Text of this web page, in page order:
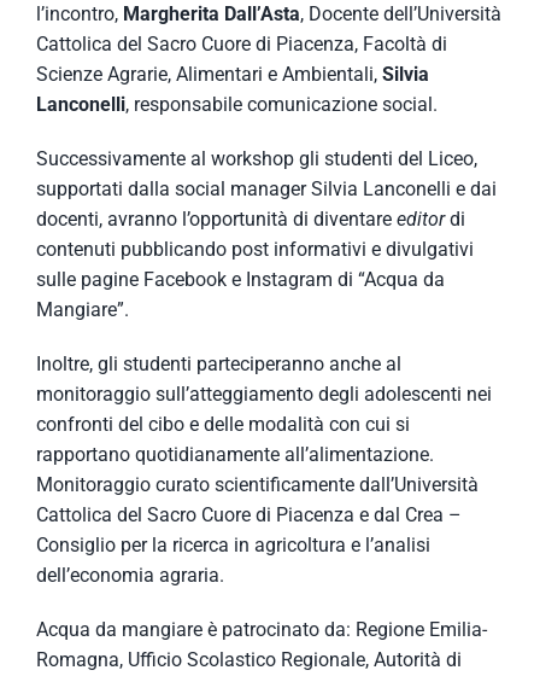
l’incontro, Margherita Dall’Asta, Docente dell’Università
Cattolica del Sacro Cuore di Piacenza, Facoltà di
Scienze Agrarie, Alimentari e Ambientali, Silvia
Lanconelli, responsabile comunicazione social.
Successivamente al workshop gli studenti del Liceo,
supportati dalla social manager Silvia Lanconelli e dai
docenti, avranno l’opportunità di diventare editordi
contenuti pubblicando post informativi e divulgativi
sulle pagine Facebook e Instagram di “Acqua da
Mangiare”.
Inoltre, gli studenti parteciperanno anche al
monitoraggio sull’atteggiamento degli adolescenti nei
confronti del cibo e delle modalità con cui si
rapportano quotidianamente all’alimentazione.
Monitoraggio curato scientificamente dall’Università
Cattolica del Sacro Cuore di Piacenza e dal Crea –
Consiglio per la ricerca in agricoltura e l’analisi
dell’economia agraria.
Acqua da mangiare è patrocinato da: Regione Emilia-
Romagna, Ufficio Scolastico Regionale, Autorità di